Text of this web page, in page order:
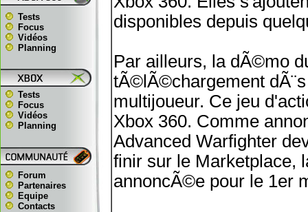
Tests
Focus
Vidéos
Planning
Tests
Focus
Vidéos
Planning
Forum
Partenaires
Equipe
Contacts
disponibles depuis
Par ailleurs, la dÃ©mo
tÃ©lÃ©chargement
multijoueur. Ce jeu
Xbox 360. Comme
Advanced Warfighter
finir sur le Marketplace,
annoncÃ©e pour le 1er